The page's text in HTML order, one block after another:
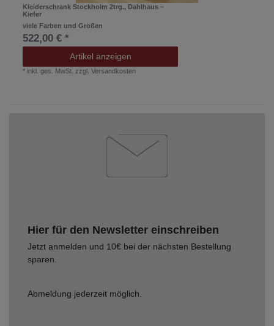
Kleiderschrank Stockholm 2trg., Dahlhaus –
Kiefer
viele Farben und Größen
522,00 € *
Artikel anzeigen
* inkl. ges. MwSt. zzgl.Versandkosten
Hier für den Newsletter einschreiben
Jetzt anmelden und 10€ bei der nächsten Bestellung
sparen.
Abmeldung jederzeit möglich.